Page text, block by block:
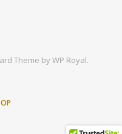
Theme byWP Royal.